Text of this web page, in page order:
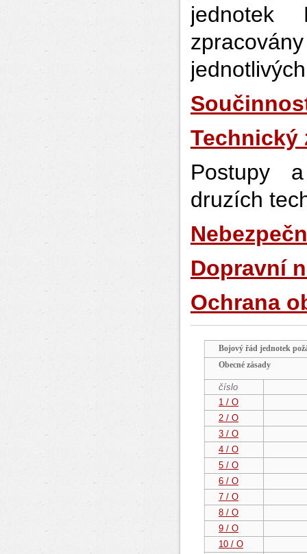
Technický
Postupy
druzích
Dopravní
Ochrana
Bojový řád jednotek
Obecné zásady
číslo
1 / O
2 / O
3 / O
4 / O
5 / O
6 / O
7 / O
8 / O
9 / O
10 / O